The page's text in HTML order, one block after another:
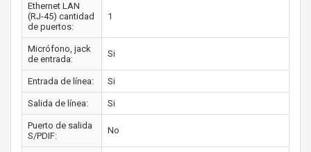
Ethernet LAN
(RJ-45) cantidad
de puertos:
1
Micrófono, jack
de entrada:
Si
Entrada de línea: Si
Salida de línea: Si
Puerto de salida
S/PDIF:
No